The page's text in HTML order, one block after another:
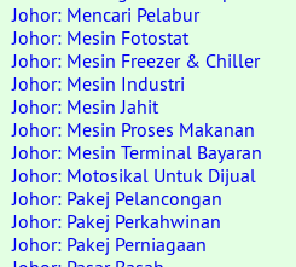
Johor: Mencari Pelabur
Johor: Mesin Fotostat
Johor: Mesin Freezer & Chiller
Johor: Mesin Industri
Johor: Mesin Jahit
Johor: Mesin Proses Makanan
Johor: Mesin Terminal Bayaran
Johor: Motosikal Untuk Dijual
Johor: Pakej Pelancongan
Johor: Pakej Perkahwinan
Johor: Pakej Perniagaan